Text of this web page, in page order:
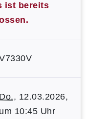
ist bereits
Do., 12.03.2026,
um 10:45 Uhr